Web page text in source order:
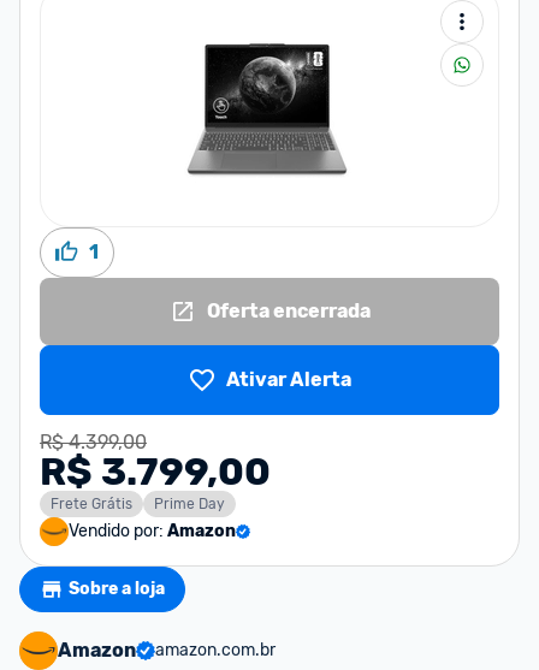
1
Oferta encerrada
Ativar Alerta
R$ 4.399,00
R$ 3.799,00
Frete Grátis Prime Day
Vendido por: Amazon
Sobre a loja
Amazon
amazon.com.br